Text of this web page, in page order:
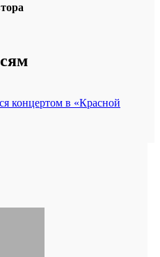
концертом в «Красной